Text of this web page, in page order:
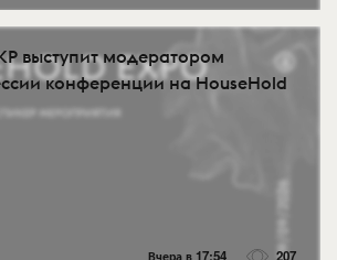
выступит модератором
конференции на HouseHold